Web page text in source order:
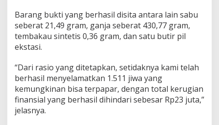
o
b
a
S
a
n
a
n
Barang bukti yang berhasil disita antara lain sabu
seberat 21,49 gram, ganja seberat 430,77 gram,
tembakau sintetis 0,36 gram, dan satu butir pil
ekstasi.
“Dari rasio yang ditetapkan, setidaknya kami telah
berhasil menyelamatkan 1.511 jiwa yang
kemungkinan bisa terpapar, dengan total kerugian
finansial yang berhasil dihindari sebesar Rp23 juta,”
jelasnya.